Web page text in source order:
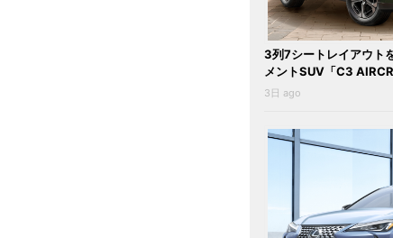
3列7シートレイアウト
メントSUV「C3
3日 ago